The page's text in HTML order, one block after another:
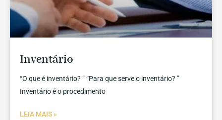
Inventário
“O que é inventário? ” “Para que serve o inventário? ”
Inventário é o procedimento
LEIA MAIS »